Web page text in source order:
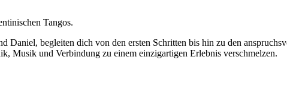
Tangos.
Daniel, begleiten dich von den ersten Schritten bis hin zu den
Musik und Verbindung zu einem einzigartigen Erlebnis verschmelzen.